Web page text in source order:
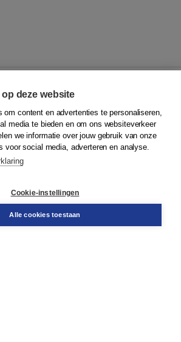
uitgevers
deze website
om content en advertenties te personaliseren,
media te bieden en om ons websiteverkeer
we informatie over jouw gebruik van onze
voor social media, adverteren en analyse.
Cookie-instellingen
Alle cookies toestaan